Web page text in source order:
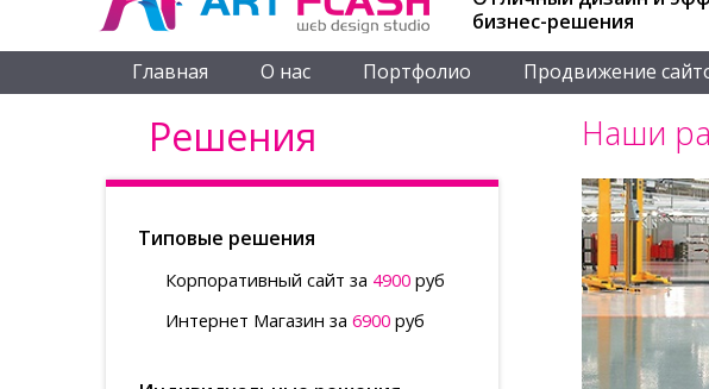
бизнес-решения
Главная О нас Портфолио Продвижение
Решения
Типовые решения
Корпоративный сайт за 4900 руб
Интернет Магазин за 6900 руб
Наши